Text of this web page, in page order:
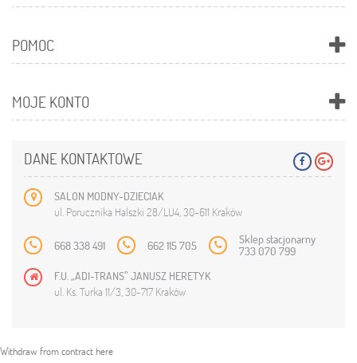
POMOC
MOJE KONTO
DANE KONTAKTOWE
SALON MODNY-DZIECIAK
ul. Porucznika Halszki 28/LU4, 30-611 Kraków
668 338 491 662 115 705 Sklep stacjonarny
733 070 799
F.U. „ADI-TRANS” JANUSZ HERETYK
ul. Ks. Turka 11/3, 30-717 Kraków
Withdraw from contract here